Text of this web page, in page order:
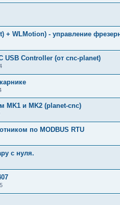
+ WLMotion) - управление
USB Controller (от cnc-planet)
MK1 и MK2 (planet-cnc)
по MODBUS RTU
с нуля.